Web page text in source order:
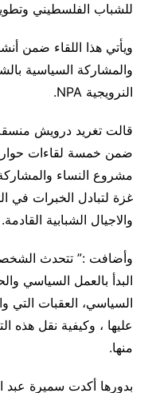
للشباب الفلسطيني
ويأتي هذا اللقاء ضمن
والمشاركة السياسية
النرويجية NPA.
قالت تغريد درويش منسقة
ضمن خمسة لقاءات
مشروع النساء
غزة لتبادل الخبرات في
والاجيال الشبابية القادمة.
وأضافت :” تتحدث
البدأ بالعمل السياسي
السياسي، العقبات التي
عليها ، وكيفية نقل هذه
منها.
بدورها أكدت سميرة عبد